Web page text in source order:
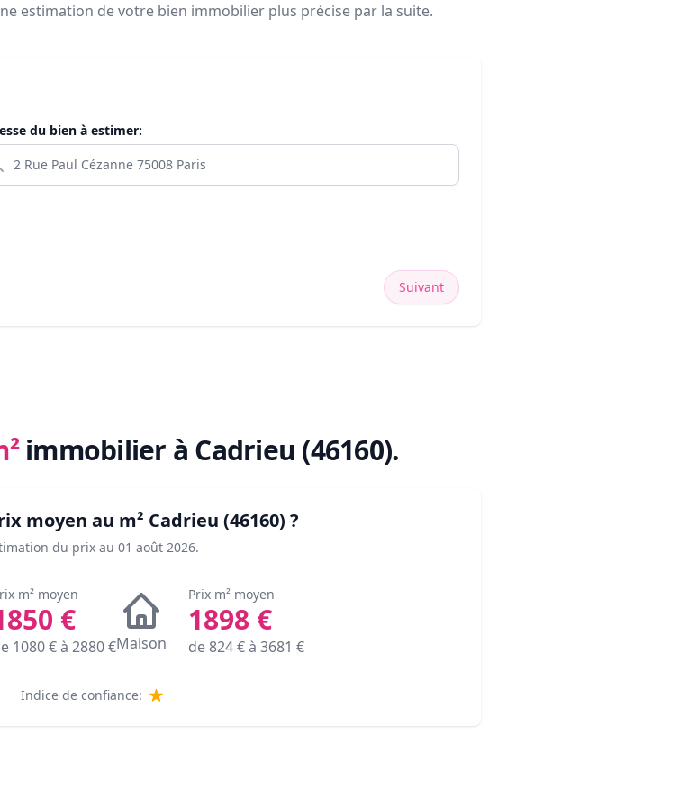
estimation de votre bien immobilier plus précise par la suite.
du bien à estimer:
Suivant
immobilier à Cadrieu (46160).
moyen au m² Cadrieu (46160) ?
du prix au 01 août 2026.
m² moyen
€
1080€ à 2880€Maison
Prix m² moyen
1898 €
de824€ à 3681 €
Indice de confiance: